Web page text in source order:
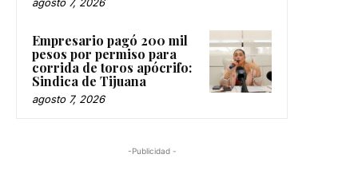
Empresario pagó 200 mil
pesos por permiso para
corrida de toros apócrifo:
Sindica de Tijuana
agosto 7, 2026
-Publicidad -